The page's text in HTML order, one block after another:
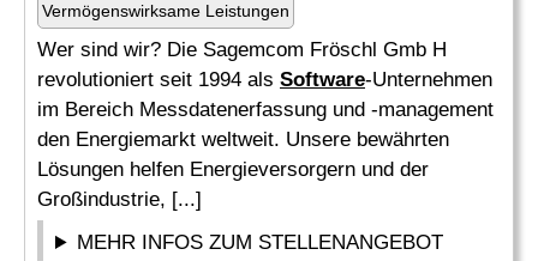
Vermögenswirksame Leistungen
Wer sind wir? Die Sagemcom Fröschl Gmb H
revolutioniert seit 1994 als Software-Unternehmen
im Bereich Messdatenerfassung und -management
den Energiemarkt weltweit. Unsere bewährten
Lösungen helfen Energieversorgern und der
Großindustrie, [...]
MEHR INFOS ZUM STELLENANGEBOT